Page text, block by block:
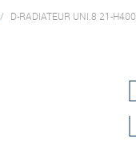
D-RADIATEUR UNI.8 21-